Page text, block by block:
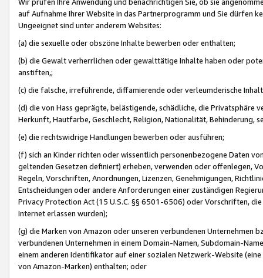
auf Aufnahme Ihrer Website in das Partnerprogramm und Sie dürfen
Ungeeignet sind unter anderem Websites:
(a) die sexuelle oder obszöne Inhalte bewerben oder enthalten;
(b) die Gewalt verherrlichen oder gewalttätige Inhalte haben oder
anstiften,;
(c) die falsche, irreführende, diffamierende oder verleumderische
(d) die von Hass geprägte, belästigende, schädliche, die Privatsphäre
Herkunft, Hautfarbe, Geschlecht, Religion, Nationalität, Behinderung,
(e) die rechtswidrige Handlungen bewerben oder ausführen;
(f) sich an Kinder richten oder wissentlich personenbezogene Daten
geltenden Gesetzen definiert) erheben, verwenden oder offenlegen,
Regeln, Vorschriften, Anordnungen, Lizenzen, Genehmigungen,
Entscheidungen oder andere Anforderungen einer zuständigen
Privacy Protection Act (15 U.S.C. §§ 6501-6506) oder Vorschriften,
Internet erlassen wurden);
(g) die Marken von Amazon oder unseren verbundenen Unternehmen
verbundenen Unternehmen in einem Domain-Namen, Subdomain-
einem anderen Identifikator auf einer sozialen Netzwerk-Website
von Amazon-Marken) enthalten; oder